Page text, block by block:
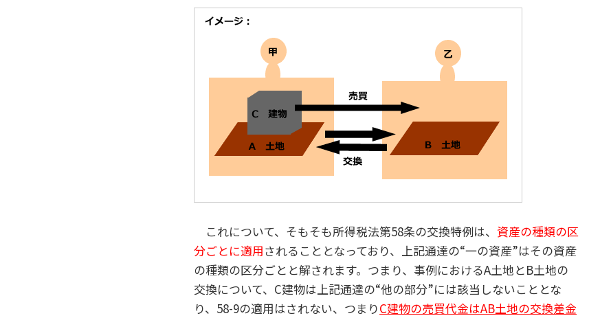
これについて、そもそも所得税法第58条の交換特例は、 資産の種類の区
分ごとに適用されることとなっており、上記通達の“一の資産”はその資産
の種類の区分ごとと解されます。つまり、事例におけるA土地とB土地の
交換について、C建物は上記通達の“他の部分”には該当しないこととな
り、58-9の適用はされない、つまりC建物の売買代金はAB土地の交換差金